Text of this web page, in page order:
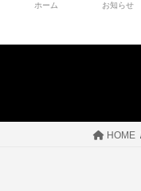
ホーム お知らせ
HOME